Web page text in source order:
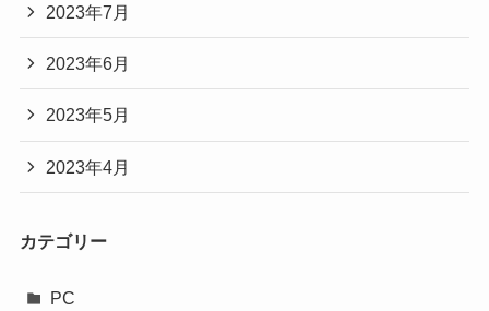
2023年7月
2023年6月
2023年5月
2023年4月
カテゴリー
PC